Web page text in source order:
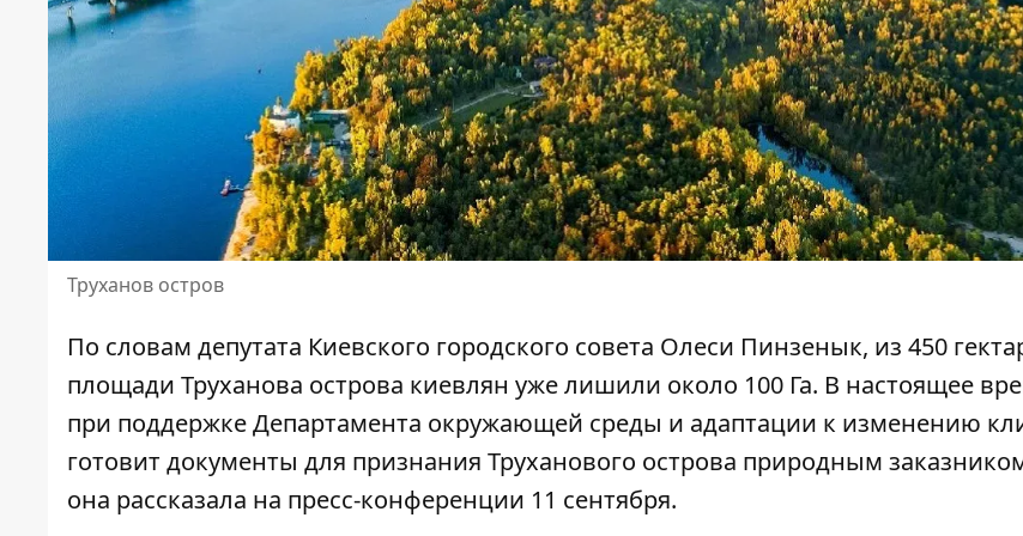
Труханов остров
По словам депутата Киевского городского совета Олеси Пинзенык, из 450
площади Труханова острова киевлян уже лишили около 100 Га. В настоящее
при поддержке Департамента окружающей среды и адаптации к изменению
готовит документы для признания Труханового острова природным
она рассказала на пресс-конференции 11 сентября.